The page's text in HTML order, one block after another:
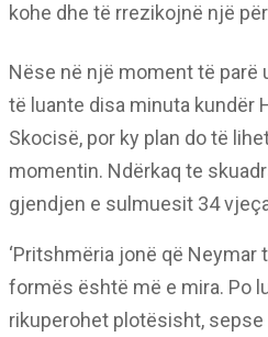
kohe dhe të rrezikojnë një
Nëse në një moment të parë
të luante disa minuta kundër
Skocisë, por ky plan do të
momentin. Ndërkaq te
gjendjen e sulmuesit 34
‘Pritshmëria jonë që Neymar
formës është më e mira. Po
rikuperohet plotësisht,